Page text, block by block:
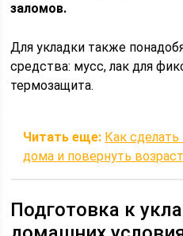
заломов.
Для укладки также
средства: мусс, лак для
термозащита.
Читать еще: Как
дома и повернуть
Подготовка к